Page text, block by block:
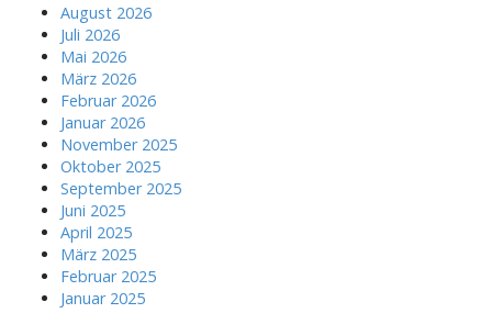
August 2026
Juli 2026
Mai 2026
März 2026
Februar 2026
Januar 2026
November 2025
Oktober 2025
September 2025
Juni 2025
April 2025
März 2025
Februar 2025
Januar 2025